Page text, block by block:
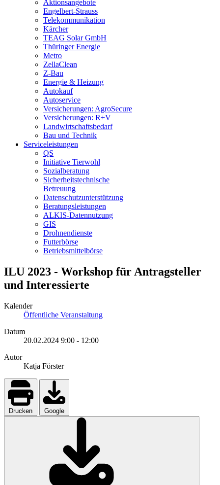
Aktionsangebote
Engelbert-Strauss
Telekommunikation
Kärcher
TEAG Solar GmbH
Thüringer Energie
Metro
ZellaClean
Z-Bau
Energie & Heizung
Autokauf
Autoservice
Versicherungen: AgroSecure
Versicherungen: R+V
Landwirtschaftsbedarf
Bau und Technik
Service­­leistungen
QS
Initiative Tierwohl
Sozialberatung
Sicherheitstechnische
Betreuung
Datenschutzunterstützung
Beratungsleistungen
ALKIS-Datennutzung
GIS
Drohnendienste
Futterbörse
Betriebsmittelbörse
ILU 2023 - Workshop für Antragsteller
und Interessierte
Kalender
Öffentliche Veranstaltung
Datum
20.02.2024 9:00 - 12:00
Autor
Katja Förster
Drucken Google